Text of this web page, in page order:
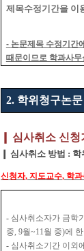
제목수정기간을 이
- 논문제목 수정기간에
때문이므로 학과사
2. 학위청구논
심사취소 신청
심사취소 방법 : 학
신청자, 지도교수, 학
- 심사취소자가 금학
중, 9월~11월 중)에
- 심사취소기간 이외